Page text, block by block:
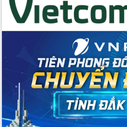
Rvê
Phó Thủ tướng Chính phủ Mai Văn
chịu ảnh hưởng nặng từ bão số 13
Chủ tịch UBND tỉnh kiểm tra công tác
phòng, chống bão số 13 tại các địa
bàn xung yếu
Tập trung đẩy nhanh giải ngân nguồn
vốn các chương trình mục tiêu quốc
Xã Ea H'leo giữ vững và nâng cao chất
lượng các tiêu chí nông thôn mới